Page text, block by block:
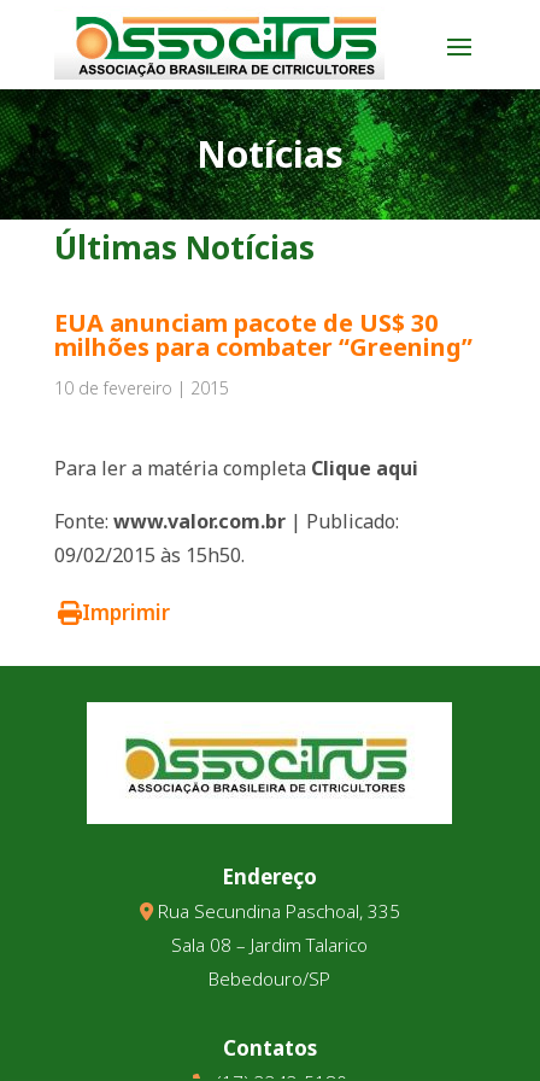
Notícias
Últimas Notícias
EUA anunciam pacote de US$ 30
milhões para combater “Greening”
10 de fevereiro | 2015
Para ler a matéria completa Clique aqui
Fonte: www.valor.com.br| Publicado:
09/02/2015 às 15h50.
Imprimir
Endereço
Rua Secundina Paschoal, 335
Sala 08 – Jardim Talarico
Bebedouro/SP
Contatos